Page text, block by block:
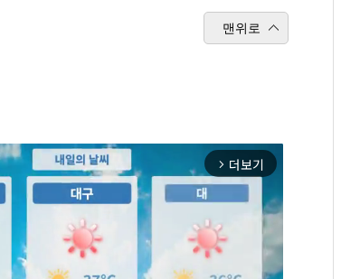
맨위로
arrow_forward_ios 더보기